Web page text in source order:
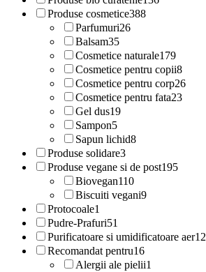
Produse cosmetice388
Parfumuri26
Balsam35
Cosmetice naturale179
Cosmetice pentru copii8
Cosmetice pentru corp26
Cosmetice pentru fata23
Gel dus19
Sampon5
Sapun lichid8
Produse solidare3
Produse vegane si de post195
Biovegan110
Biscuiti vegani9
Protocoale1
Pudre-Prafuri51
Purificatoare si umidificatoare aer12
Recomandat pentru16
Alergii ale pielii1